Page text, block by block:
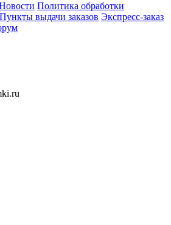
Политика обработки
Пункты выдачи заказов Экспресс-заказ